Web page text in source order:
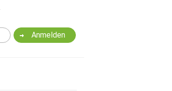
Anmelden